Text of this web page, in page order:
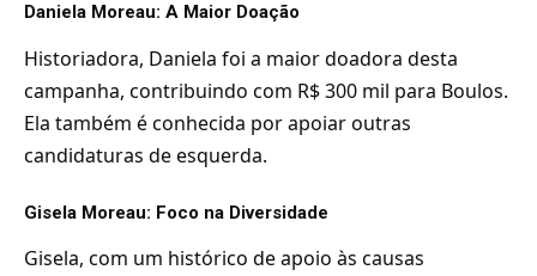
Daniela Moreau: A Maior Doação
Historiadora, Daniela foi a maior doadora desta
campanha, contribuindo com R$ 300 mil para Boulos.
Ela também é conhecida por apoiar outras
candidaturas de esquerda.
Gisela Moreau: Foco na Diversidade
Gisela, com um histórico de apoio às causas